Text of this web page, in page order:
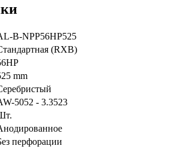
B-NPP56HP525
(RXB)
mm
5052 - 3.3523
перфорации